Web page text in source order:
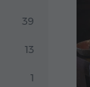
39
13
1